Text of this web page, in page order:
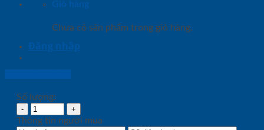
Giỏ hàng
Chưa có sản phẩm trong giỏ hàng.
Đăng nhập
Số lượng:
Thông tin người mua